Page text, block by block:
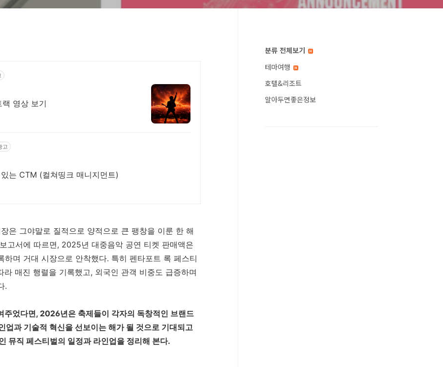
영상 보기
고
는 CTM (컬쳐띵크 매니지먼트)
은 그야말로 질적으로 양적으로 큰 팽창을 이룬 한 해
고서에 따르면, 2025년 대중음악 공연 티켓 판매액은
며 거대 시장으로 안착했다. 특히 펜타포트 록 페스티
매진 행렬을 기록했고, 외국인 관객 비중도 급증하며
.
었다면, 2026년은 축제들이 각자의 독창적인 브랜드
업과 기술적 혁신을 선보이는 해가 될 것으로 기대되고
뮤직 페스티벌의 일정과 라인업을 정리해 본다.
분류 전체보기
테마여행
호텔&리조트
알아두면좋은정보